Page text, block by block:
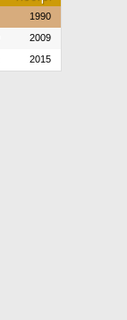
1990
2009
2015